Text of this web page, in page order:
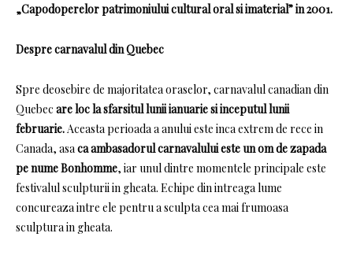
„Capodoperelor patrimoniului cultural oral si imaterial” in 2001.
Despre carnavalul din Quebec
Spre deosebire de majoritatea oraselor, carnavalul canadian din
Quebec are loc la sfarsitul lunii ianuarie si inceputul lunii
februarie.Aceasta perioada a anului este inca extrem de rece in
Canada, asaca ambasadorul carnavalului este un om de zapada
pe nume Bonhomme, iar unul dintre momentele principale este
festivalul sculpturii in gheata. Echipe din intreaga lume
concureaza intre ele pentru a sculpta cea mai frumoasa
sculptura in gheata.